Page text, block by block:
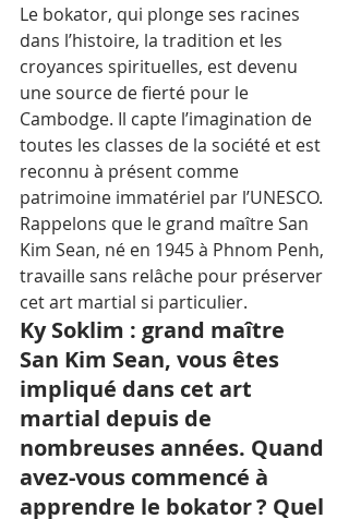
Le bokator, qui plonge ses racines
dans l’histoire, la tradition et les
croyances spirituelles, est devenu
une source de fierté pour le
Cambodge. Il capte l’imagination de
toutes les classes de la société et est
reconnu à présent comme
patrimoine immatériel par l’UNESCO.
Rappelons que le grand maître San
Kim Sean, né en 1945 à Phnom Penh,
travaille sans relâche pour préserver
cet art martial si particulier.
Ky Soklim : grand maître
San Kim Sean, vous êtes
impliqué dans cet art
martial depuis de
nombreuses années. Quand
avez-vous commencé à
apprendre le bokator ? Quel